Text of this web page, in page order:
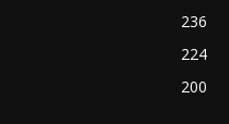
236
224
200